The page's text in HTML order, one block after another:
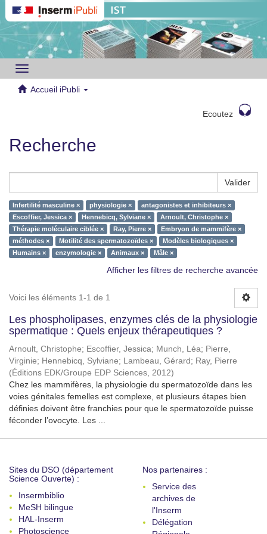
Toggle
navigation
Accueil iPubli
Ecoutez
Recherche
Valider
Infertilité masculine × physiologie ×
antagonistes et inhibiteurs ×
Escoffier, Jessica ×
Hennebicq, Sylviane ×
Arnoult, Christophe ×
Thérapie moléculaire ciblée ×
Ray, Pierre ×
Embryon de mammifère ×
méthodes ×
Motilité des spermatozoïdes ×
Modèles biologiques ×
Humains ×
enzymologie × Animaux × Mâle ×
Afficher les filtres de recherche avancée
Voici les éléments 1-1 de 1
Les phospholipases, enzymes clés de la physiologie
spermatique : Quels enjeux thérapeutiques ?
Arnoult, Christophe; Escoffier, Jessica; Munch, Léa; Pierre,
Virginie; Hennebicq, Sylviane; Lambeau, Gérard ; Ray, Pierre
(Éditions EDK/Groupe EDP Sciences, 2012)
Chez les mammifères, la physiologie du spermatozoïde dans les
voies génitales femelles est complexe, et plusieurs étapes bien
définies doivent être franchies pour que le spermatozoïde puisse
féconder l’ovocyte. Les ...
Sites du DSO (département
Science Ouverte) :
Insermbiblio
MeSH bilingue
HAL-Inserm
Photoscience
Nos partenaires :
Service des
archives de
l'Inserm
Délégation